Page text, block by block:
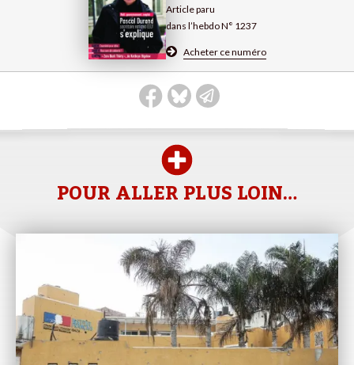
Article paru
dans l’hebdo N° 1237
Acheter ce numéro
POUR ALLER PLUS LOIN…